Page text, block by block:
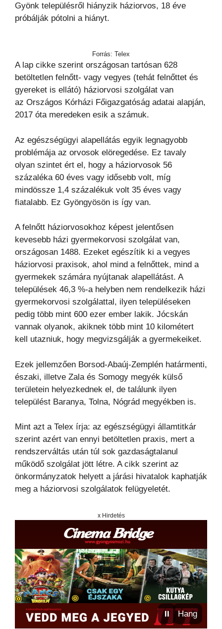
Gyönk településről hiányzik háziorvos, 18 éve
próbálják pótolni a hiányt.
Forrás: Telex
A lap cikke szerint országosan tartósan 628
betöltetlen felnőtt- vagy vegyes (tehát felnőttet és
gyereket is ellátó) háziorvosi szolgálat van
az Országos Kórházi Főigazgatóság adatai alapján,
2017 óta meredeken esik a számuk.
Az egészségügyi alapellátás egyik legnagyobb
problémája az orvosok elöregedése. Ez tavaly
olyan szintet ért el, hogy a háziorvosok 56
százaléka 60 éves vagy idősebb volt, míg
mindössze 1,4 százalékuk volt 35 éves vagy
fiatalabb. Ez Gyöngyösön is így van.
A felnőtt háziorvosokhoz képest jelentősen
kevesebb házi gyermekorvosi szolgálat van,
országosan 1488. Ezeket egészítik ki a vegyes
háziorvosi praxisok, ahol mind a felnőttek, mind a
gyermekek számára nyújtanak alapellátást. A
települések 46,3 %-a helyben nem rendelkezik házi
gyermekorvosi szolgálattal, ilyen településeken
pedig több mint 600 ezer ember lakik. Jócskán
vannak olyanok, akiknek több mint 10 kilométert
kell utazniuk, hogy megvizsgálják a gyermekeiket.
Ezek jellemzően Borsod-Abaúj-Zemplén határmenti,
északi, illetve Zala és Somogy megyék külső
területein helyezkednek el, de találunk ilyen
települést Baranya, Tolna, Nógrád megyékben is.
Mint azt a Telex írja: az egészségügyi államtitkár
szerint azért van ennyi betöltetlen praxis, mert a
rendszerváltás után túl sok gazdaságtalanul
működő szolgálat jött létre. A cikk szerint az
önkormányzatok helyett a járási hivatalok kaphatják
meg a háziorvosi szolgálatok felügyeletét.
x Hirdetés
⏸ Hang